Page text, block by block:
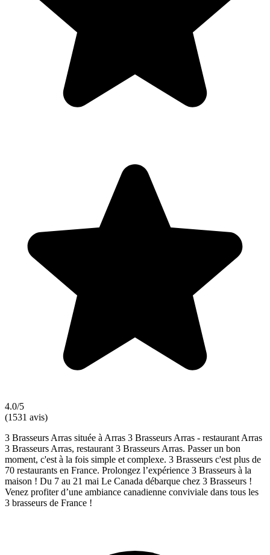
4.0/5
(1531 avis)
3 Brasseurs Arras située à Arras 3 Brasseurs Arras - restaurant Arras
3 Brasseurs Arras, restaurant 3 Brasseurs Arras. Passer un bon
moment, c'est à la fois simple et complexe. 3 Brasseurs c'est plus de
70 restaurants en France. Prolongez l’expérience 3 Brasseurs à la
maison ! Du 7 au 21 mai Le Canada débarque chez 3 Brasseurs !
Venez profiter d’une ambiance canadienne conviviale dans tous les
3 brasseurs de France !